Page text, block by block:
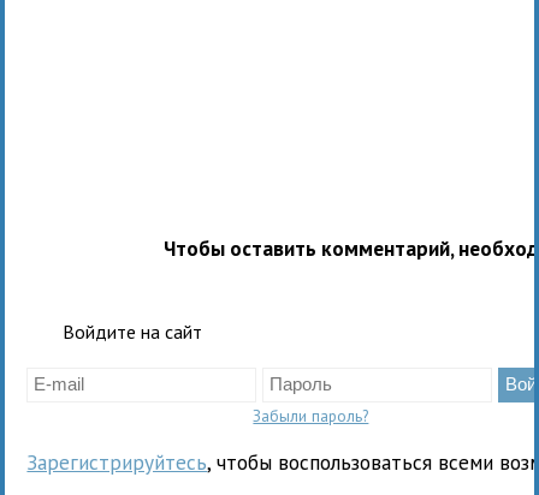
Чтобы оставить комментарий,
Войдите на сайт
Забыли пароль?
Зарегистрируйтесь, чтобы воспользоваться всеми